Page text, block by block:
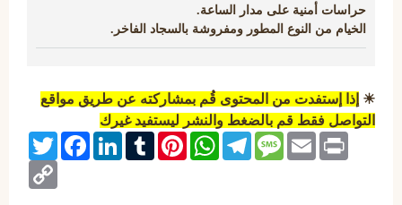
حراسات أمنية على مدار الساعة.
الخيام من النوع المطور ومفروشة بالسجاد الفاخر.
☀ إذا إستفدت من المحتوى قُم بمشاركته عن طريق مواقع
التواصل فقط قم بالضغط والنشر ليستفيد غيرك
Twitter
FacebookLinkedInTumblrPinterest
WhatsAppTelegramMessageEmail Print
Copy
Link